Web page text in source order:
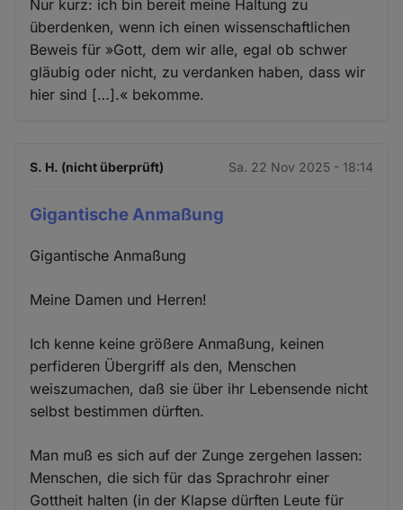
Nur kurz: ich bin bereit meine Haltung zu
überdenken, wenn ich einen wissenschaftlichen
Beweis für »Gott, dem wir alle, egal ob schwer
gläubig oder nicht, zu verdanken haben, dass wir
hier sind […].« bekomme.
S. H. (nicht überprüft) Sa. 22 Nov 2025 - 18:14
Gigantische Anmaßung
Gigantische Anmaßung
Meine Damen und Herren!
Ich kenne keine größere Anmaßung, keinen
perfideren Übergriff als den, Menschen
weiszumachen, daß sie über ihr Lebensende nicht
selbst bestimmen dürften.
Man muß es sich auf der Zunge zergehen lassen:
Menschen, die sich für das Sprachrohr einer
Gottheit halten (in der Klapse dürften Leute für